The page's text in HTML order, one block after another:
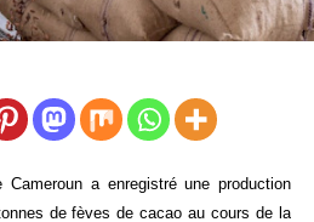
a enregistré une production
de fèves de cacao au cours de la